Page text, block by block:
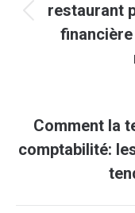
restaurant
financière
Comment la
comptabilité: